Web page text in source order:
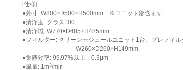
[仕様]
●外寸: W800×D500×H500mm ※ユニット部含まず
●清浄度: クラス100
●清浄域: W770×D485×H485mm
●フィルター: クリーンモジュールユニット1台、プレフィル
W260×D260×H149mm
●集塵効率: 99.97%以上 0.3μm
●風量: 1m3/min